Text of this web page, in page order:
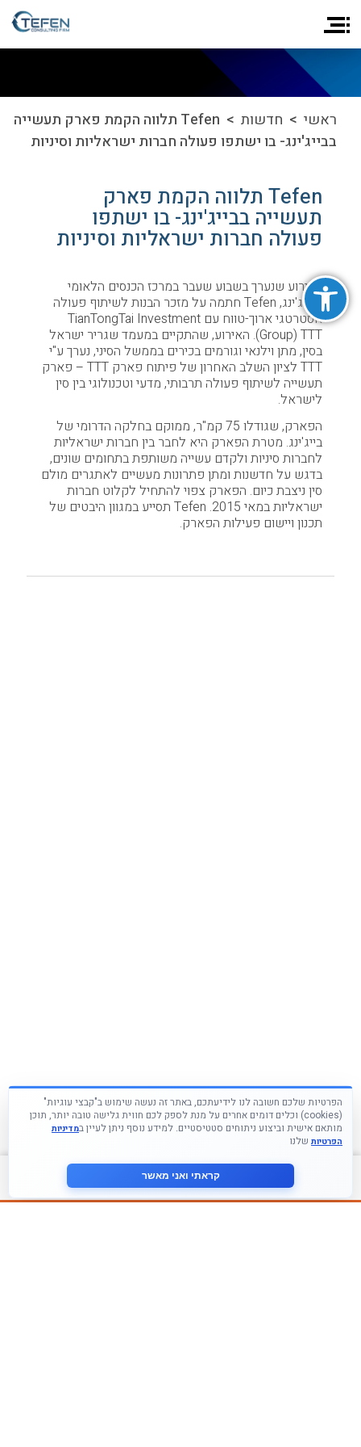
פתח סרגל נגישות
צור קשר
ראשי > חדשות
> Tefen תלווה הקמת פארק תעשייה
בבייג'ינג- בו ישתפו פעולה חברות ישראליות וסיניות
Tefen תלווה הקמת פארק
תעשייה בבייג'ינג- בו ישתפו
פעולה חברות ישראליות וסיניות
באירוע שנערך בשבוע שעבר במרכז הכנסים הלאומי
בבייג'ינג, Tefen חתמה על מזכר הבנות לשיתוף פעולה
אסטרטגי ארוך-טווח עם TianTongTai Investment
Group) TTT). האירוע, שהתקיים במעמד שגריר ישראל
בסין, מתן וילנאי וגורמים בכירים בממשל הסיני, נערך ע"י
TTT לציון השלב האחרון של פיתוח פארק TTT – פארק
תעשייה לשיתוף פעולה תרבותי, מדעי וטכנולוגי בין סין
לישראל.
הפארק, שגודלו 75 קמ"ר, ממוקם בחלקה הדרומי של
בייג'ינג. מטרת הפארק היא לחבר בין חברות ישראליות
לחברות סיניות ולקדם עשייה משותפת בתחומים שונים,
בדגש על חדשנות ומתן פתרונות מעשיים לאתגרים מולם
סין ניצבת כיום. הפארק צפוי להתחיל לקלוט חברות
ישראליות במאי 2015. Tefen תסייע במגוון היבטים של
תכנון ויישום פעילות הפארק.
הפרטיות שלכם חשובה לנו לידיעתכם, באתר זה נעשה שימוש ב"קבצי עוגיות"
(cookies) וכלים דומים אחרים על מנת לספק לכם חווית גלישה טובה יותר, תוכן
מותאם אישית וביצוע ניתוחים סטטיסטיים. למידע נוסף ניתן לעיין במדיניות
הפרטיות שלנו
קראתי ואני מאשר